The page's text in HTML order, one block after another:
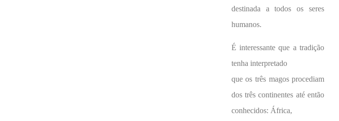
destinada a todos os seres
humanos.
É interessante que a tradição
tenha interpretado
que os três magos procediam
dos três continentes até então
conhecidos: África,